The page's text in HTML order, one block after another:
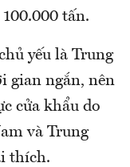
tấn.
yếu là Trung
gian ngắn, nên
cửa khẩu do
và Trung
thích.